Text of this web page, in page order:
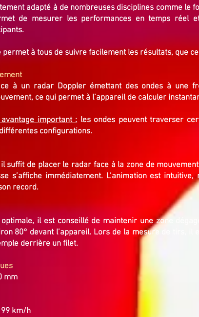
adapté à de nombreuses disciplines comme le
de mesurer les performances en temps réel
à tous de suivre facilement les résultats, que
à un radar Doppler émettant des ondes à une
ce qui permet à l’appareil de calculer
important :les ondes peuvent traverser
configurations.
suffit de placer le radar face à la zone de
s’affiche immédiatement. L’animation est
record.
il est conseillé de maintenir une zone
80° devant l’appareil. Lors de la mesure de tirs,
derrière un filet.
mm
km/h